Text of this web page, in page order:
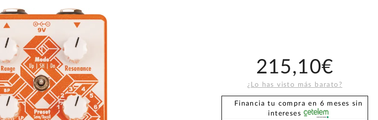
215,10€
¿Lo has visto más barato?
Financia tu compra en 6 meses sin
intereses